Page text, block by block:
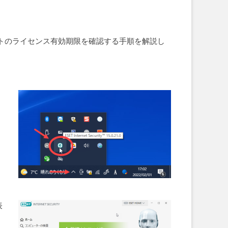
ライセンス有効期限を確認する手順を解説し